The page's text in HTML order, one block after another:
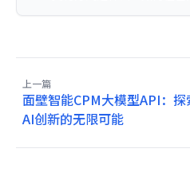
上一篇
面壁智能CPM大模型API：探
AI创新的无限可能